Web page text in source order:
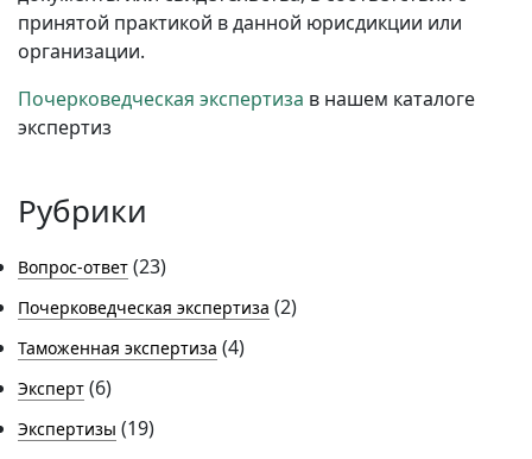
принятой практикой в данной юрисдикции или
организации.
Почерковедческая экспертиза в нашем каталоге
экспертиз
Рубрики
Вопрос-ответ (23)
Почерковедческая экспертиза (2)
Таможенная экспертиза (4)
Эксперт (6)
Экспертизы (19)